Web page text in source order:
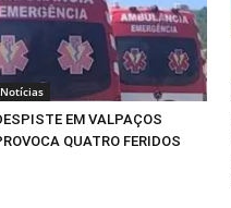
Notícias
EM VALPAÇOS
QUATRO FERIDOS